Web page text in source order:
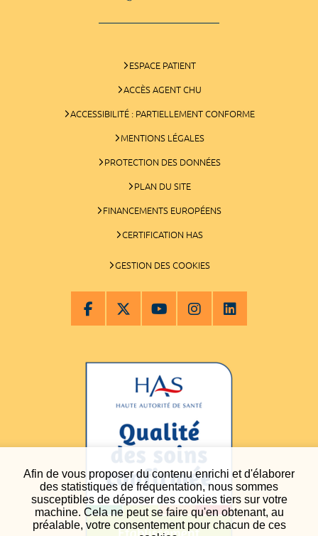
Afin de vous proposer du contenu enrichi et d'élaborer
des statistiques de fréquentation, nous sommes
susceptibles de déposer des cookies tiers sur votre
machine. Cela ne peut se faire qu'en obtenant, au
préalable, votre consentement pour chacun de ces
ESPACE PATIENT
ACCÈS AGENT CHU
ACCESSIBILITÉ : PARTIELLEMENT CONFORME
MENTIONS LÉGALES
PROTECTION DES DONNÉES
PLAN DU SITE
FINANCEMENTS EUROPÉENS
CERTIFICATION HAS
GESTION DES COOKIES